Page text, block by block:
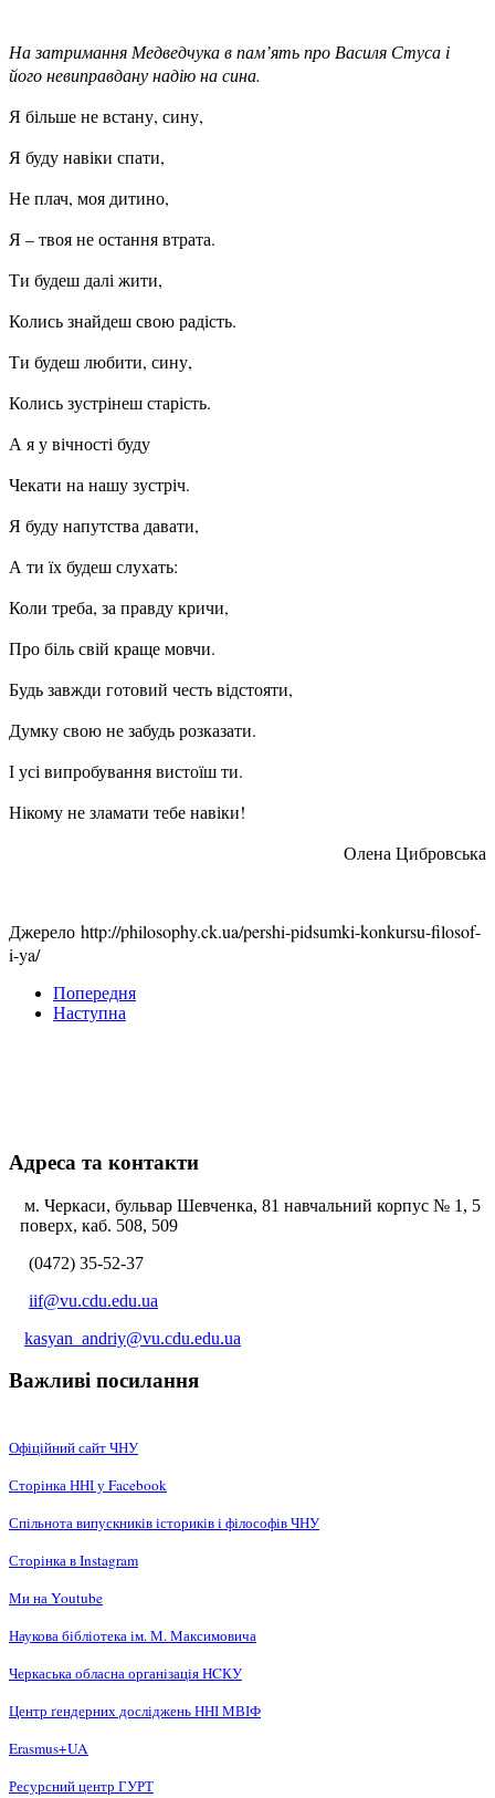
На затримання Медведчука в пам’ять про Василя Стуса і
його невиправдану надію на сина.
Я більше не встану, сину,
Я буду навіки спати,
Не плач, моя дитино,
Я – твоя не остання втрата.
Ти будеш далі жити,
Колись знайдеш свою радість.
Ти будеш любити, сину,
Колись зустрінеш старість.
А я у вічності буду
Чекати на нашу зустріч.
Я буду напутства давати,
А ти їх будеш слухать:
Коли треба, за правду кричи,
Про біль свій краще мовчи.
Будь завжди готовий честь відстояти,
Думку свою не забудь розказати.
І усі випробування вистоїш ти.
Нікому не зламати тебе навіки!
Олена Цибровська
Джерело http://philosophy.ck.ua/pershi-pidsumki-konkursu-filosof-
i-ya/
Попередня
Наступна
Адреса та контакти
м. Черкаси, бульвар Шевченка, 81 навчальний корпус № 1, 5
поверх, каб. 508, 509
(0472) 35-52-37
iif@vu.cdu.edu.ua
kasyan_andriy@vu.cdu.edu.ua
Важливі посилання
Офіційний сайт ЧНУ
Сторінка ННІ у Facebook
Спільнота випускників істориків і філософів ЧНУ
Сторінка в Instagram
Ми на Youtube
Наукова бібліотека ім. М. Максимовича
Черкаська обласна організація НCКУ
Центр ґендерних досліджень ННІ МВІФ
Erasmus+UA
Ресурсний центр ГУРТ